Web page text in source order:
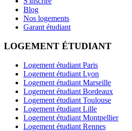
Blog
Nos logements
Garant étudiant
LOGEMENT ÉTUDIANT
Logement étudiant Paris
Logement étudiant Lyon
Logement étudiant Marseille
Logement étudiant Bordeaux
Logement étudiant Toulouse
Logement étudiant Lille
Logement étudiant Montpellier
Logement étudiant Rennes